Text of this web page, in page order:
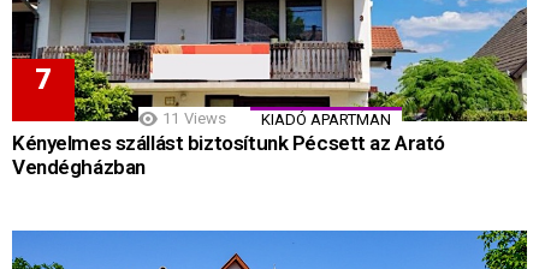
11 Views KIADÓ APARTMAN
Kényelmes szállást biztosítunk Pécsett az Arató
Vendégházban